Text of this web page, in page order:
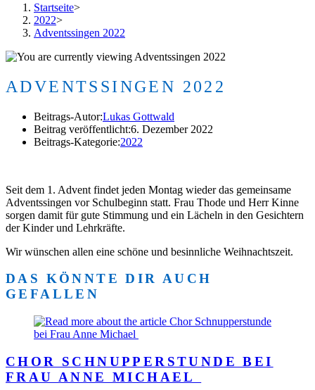
Startseite>
2022>
Adventssingen 2022
ADVENTSSINGEN 2022
Beitrags-Autor:Lukas Gottwald
Beitrag veröffentlicht:6. Dezember 2022
Beitrags-Kategorie:2022
Seit dem 1. Advent findet jeden Montag wieder das gemeinsame
Adventssingen vor Schulbeginn statt. Frau Thode und Herr Kinne
sorgen damit für gute Stimmung und ein Lächeln in den Gesichtern
der Kinder und Lehrkräfte.
Wir wünschen allen eine schöne und besinnliche Weihnachtszeit.
DAS KÖNNTE DIR AUCH
GEFALLEN
CHOR SCHNUPPERSTUNDE BEI
FRAU ANNE MICHAEL